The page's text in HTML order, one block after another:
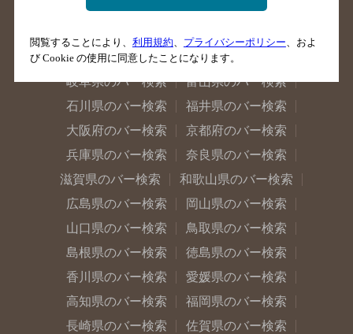
神奈川県のバー検索
千葉県のバー検索
静岡県のバー検索
三重県のバー検索
岐阜県のバー検索
富山県のバー検索
石川県のバー検索
福井県のバー検索
大阪府のバー検索
京都府のバー検索
兵庫県のバー検索
奈良県のバー検索
滋賀県のバー検索
和歌山県のバー検索
広島県のバー検索
岡山県のバー検索
山口県のバー検索
鳥取県のバー検索
島根県のバー検索
徳島県のバー検索
香川県のバー検索
愛媛県のバー検索
高知県のバー検索
福岡県のバー検索
長崎県のバー検索
佐賀県のバー検索
閲覧することにより、 利用規約、 プライバシーポリシー、およ
び Cookie の使用に同意したことになります。